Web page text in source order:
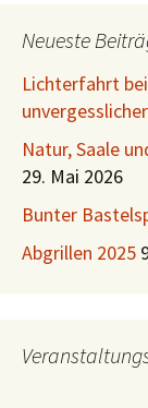
Neueste
Lichterfahrt
Natur, Saale
29. Mai 2026
Bunter
Abgrillen 2025